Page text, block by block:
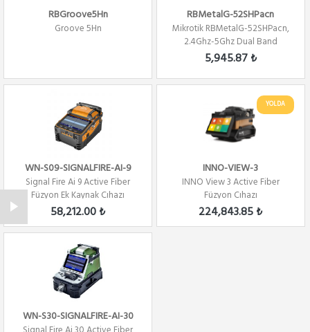
RBGroove5Hn
Groove 5Hn
RBMetalG-52SHPacn
Mikrotik RBMetalG-52SHPacn,
2.4Ghz-5Ghz Dual Band
802.11a/b/g/n/ac...
5,945.87 ₺
WN-S09-SIGNALFIRE-AI-9
Signal Fire Ai 9 Active Fiber
Füzyon Ek Kaynak Cıhazı
58,212.00 ₺
YOLDA
INNO-VIEW-3
INNO View 3 Active Fiber
Füzyon Cıhazı
224,843.85 ₺
WN-S30-SIGNALFIRE-AI-30